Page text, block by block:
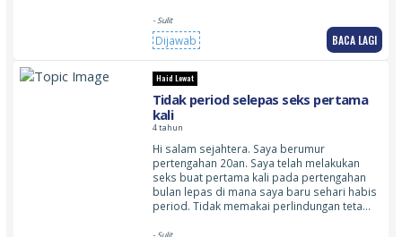
- Sulit
Dijawab BACA LAGI
Haid Lewat
Tidak period selepas seks pertama
kali
4 tahun
Hi salam sejahtera. Saya berumur
pertengahan 20an. Saya telah melakukan
seks buat pertama kali pada pertengahan
bulan lepas di mana saya baru sehari habis
period. Tidak memakai perlindungan teta…